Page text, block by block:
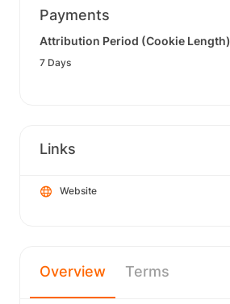
Payments
Attribution Period (Cookie Length)
7 Days
Links
Website
Overview Terms